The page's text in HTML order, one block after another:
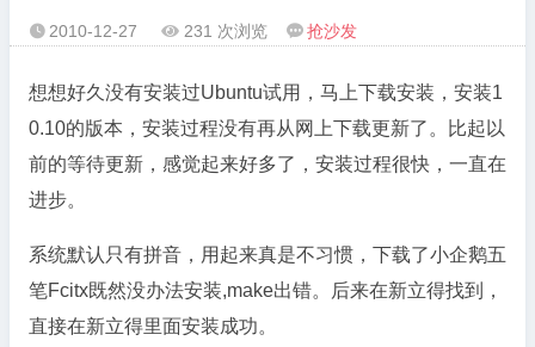
 2010-12-27  231 次浏览  抢沙发
想想好久没有安装过Ubuntu试用，马上下载安装，安装1
0.10的版本，安装过程没有再从网上下载更新了。比起以
前的等待更新，感觉起来好多了，安装过程很快，一直在
进步。
系统默认只有拼音，用起来真是不习惯，下载了小企鹅五
笔Fcitx既然没办法安装,make出错。后来在新立得找到，
直接在新立得里面安装成功。